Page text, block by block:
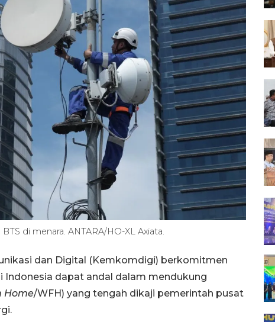
di menara. ANTARA/HO-XL Axiata.
dan Digital (Kemkomdigi) berkomitmen
dapat andal dalam mendukung
Home/WFH) yang tengah dikaji pemerintah pusat